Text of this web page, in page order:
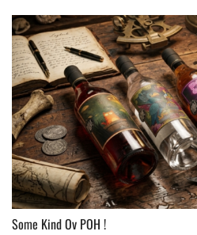
Some Kind Ov POH !